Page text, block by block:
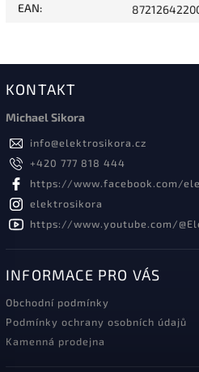
EAN:
KONTAKT
Michael Sikora
info@elektrosikora.cz
+420 777 818 444
https://www.facebook.com/
elektrosikora
https://www.youtube.com/
INFORMACE PRO VÁS
Obchodní podmínky
Podmínky ochrany osobních údajů
Kamenná prodejna